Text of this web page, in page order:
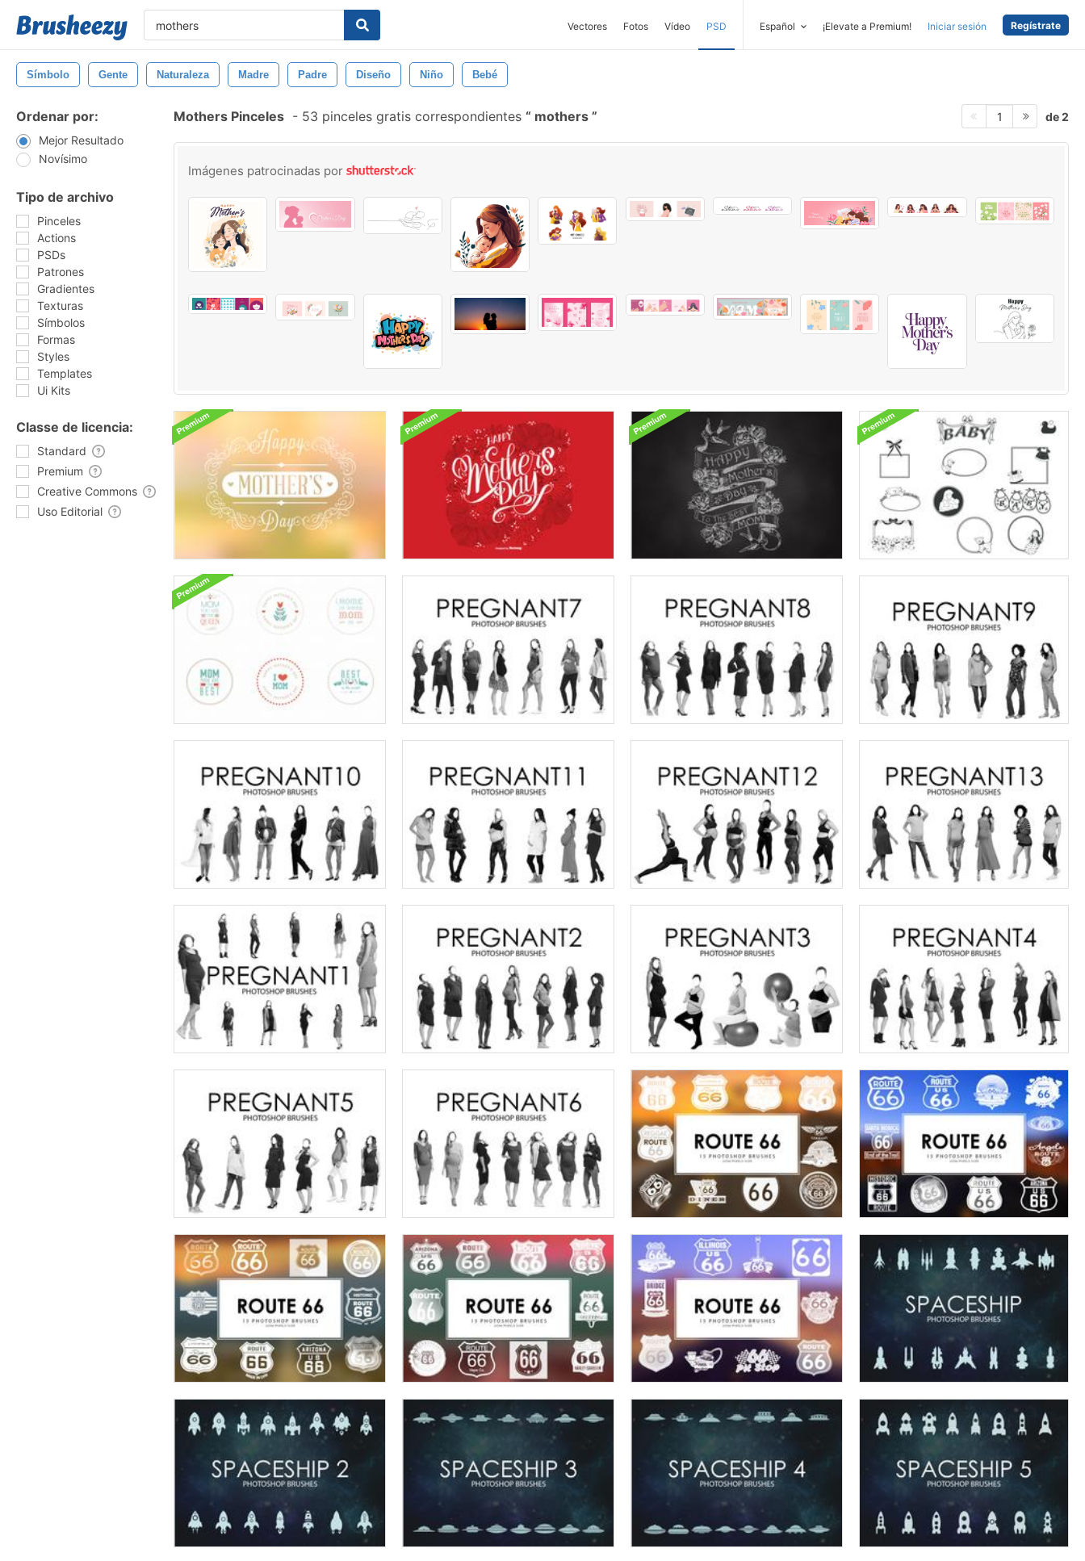
Vectores Fotos Vídeo PSD Español ¡Elevate a Premium! Iniciar sesión Regístrate
Símbolo Gente Naturaleza Madre Padre Diseño Niño Bebé
Ordenar por:
Mejor Resultado
Novísimo
Tipo de archivo
Pinceles
Actions
PSDs
Patrones
Gradientes
Texturas
Símbolos
Formas
Styles
Templates
Ui Kits
Classe de licencia:
Standard
Premium
Creative Commons
Uso Editorial
Mothers Pinceles - 53 pinceles gratis correspondientes mothers 1 de 2
Imágenes patrocinadas por